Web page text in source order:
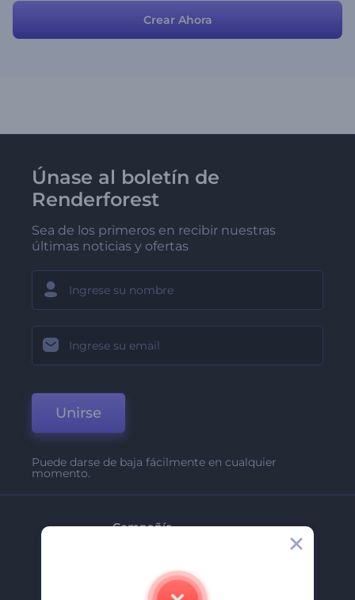
Crear Ahora
Únase al boletín de
Renderforest
Sea de los primeros en recibir nuestras
últimas noticias y ofertas
Unirse
Puede darse de baja fácilmente en cualquier
momento.
Compañía
Contáctenos